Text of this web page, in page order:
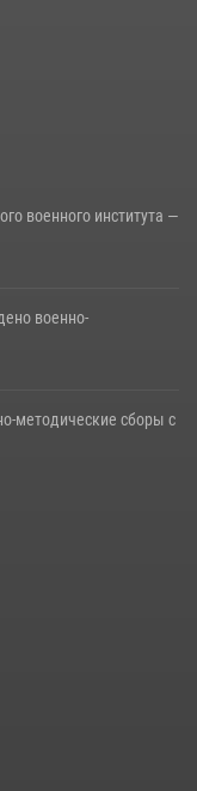
военно-
– День памяти
– крестителя Руси,
военного института —
военно-
методические сборы с